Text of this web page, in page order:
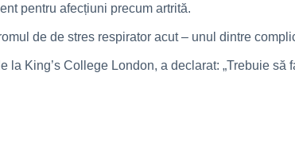
pentru afecțiuni precum artrită.
de de stres respirator acut – unul dintre
la King’s College London, a declarat: „Trebuie